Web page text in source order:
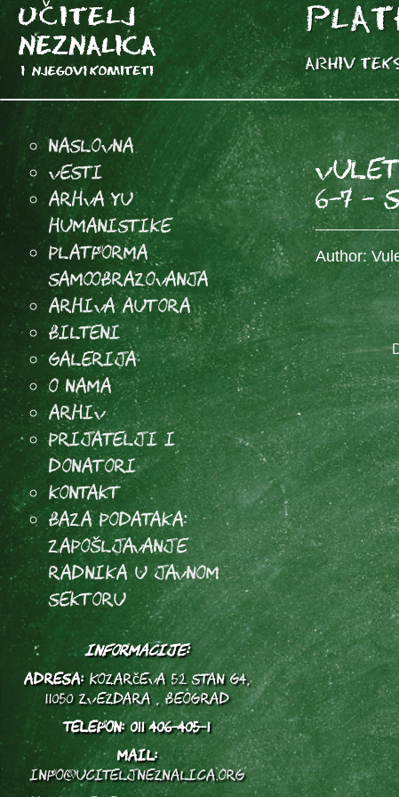
Naslovna
Vesti
Arhva YU
Humanistike
Platforma
samoobrazovanja
arhiva autora
Bilteni
Galerija
O Nama
Arhiv
Prijatelji i
donatori
Kontakt
Baza podataka:
Zapošljavanje
radnika u javnom
sektoru
INFORMACIJE:
ADRESA:Kozarčeva 52 stan G4,
11050 Zvezdara , Beograd
TELEFON: 011 406-405-1
MAIL:
info@uciteljneznalica.org
6-7 -
Author: